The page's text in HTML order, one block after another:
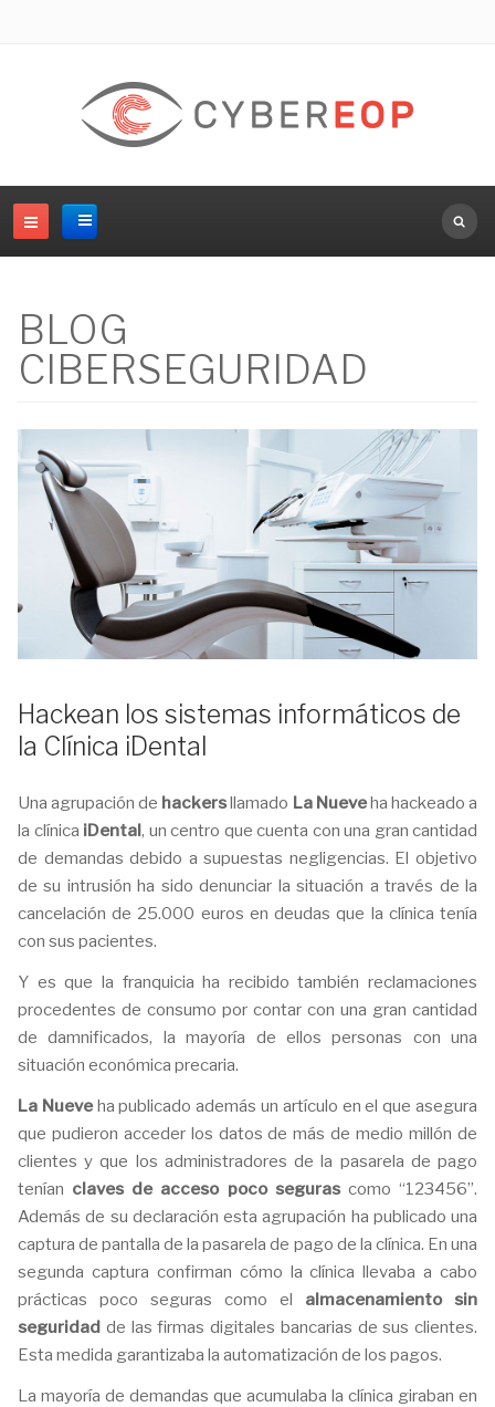
BLOG
CIBERSEGURIDAD
Hackean los sistemas informáticos de
la Clínica iDental
Una agrupación de hackersllamado La Nueveha hackeado a
la clínica iDental, un centro que cuenta con una gran cantidad
de demandas debido a supuestas negligencias. El objetivo
de su intrusión ha sido denunciar la situación a través de la
cancelación de 25.000 euros en deudas que la clínica tenía
con sus pacientes.
Y es que la franquicia ha recibido también reclamaciones
procedentes de consumo por contar con una gran cantidad
de damnificados, la mayoría de ellos personas con una
situación económica precaria.
La Nueveha publicado además un artículo en el que asegura
que pudieron acceder los datos de más de medio millón de
clientes y que los administradores de la pasarela de pago
tenían claves de acceso poco segurascomo “123456”.
Además de su declaración esta agrupación ha publicado una
captura de pantalla de la pasarela de pago de la clínica. En una
segunda captura confirman cómo la clínica llevaba a cabo
prácticas poco seguras como el almacenamiento sin
seguridad de las firmas digitales bancarias de sus clientes.
Esta medida garantizaba la automatización de los pagos.
La mayoría de demandas que acumulaba la clínica giraban en